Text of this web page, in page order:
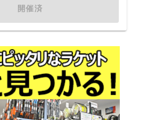
開催済